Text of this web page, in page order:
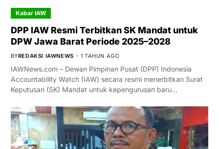
Kabar IAW
DPP IAW Resmi Terbitkan SK Mandat untuk
DPW Jawa Barat Periode 2025–2028
BYREDAKSI IAWNEWS 1 TAHUN AGO
IAWNews.com – Dewan Pimpinan Pusat (DPP) Indonesia
Accountability Watch (IAW) secara resmi menerbitkan Surat
Keputusan (SK) Mandat untuk kepengurusan baru…